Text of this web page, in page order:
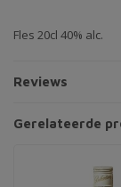
Fles 20cl 40% alc.
Reviews
Gerelateerde